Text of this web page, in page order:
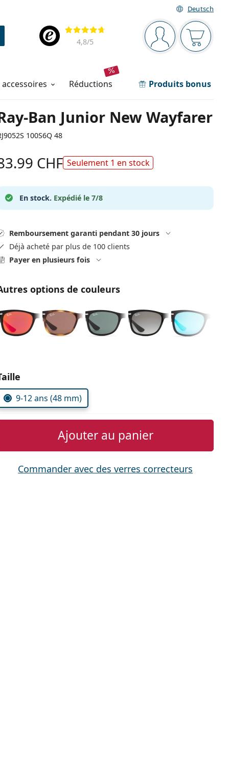
Deutsch
Barre de navigation
Vous êtesVotre
Évaluation
4,8/5
réductions Produits bonus
Ban Junior New Wayfarer
100S6Q 48
CHF Seulement 1 en stock
En stock. Expédié le 7/8
Remboursement garanti pendant 30 jours
Déjà acheté par plus de 100 clients
Payer en plusieurs fois
options de couleurs
les paramètres
9-12 ans (48 mm)
Ajouter au panier
Commander avec des verres correcteurs